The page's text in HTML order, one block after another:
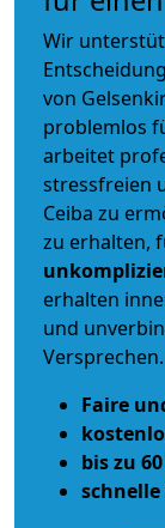
Wir
von
problemlos
arbeitet
stressfreien
Ceiba zu
zu erhalten,
erhalten
und
Versprechen.
Faire
bis zu